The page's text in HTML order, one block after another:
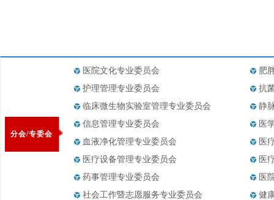
分会/专委会
医院文化专业委员会
肥
护理管理专业委员会
抗
临床微生物实验室管理专业委员会
静
信息管理专业委员会
医
血液净化管理专业委员会
医
医疗设备管理专业委员会
医
药事管理专业委员会
医
社会工作暨志愿服务专业委员会
健